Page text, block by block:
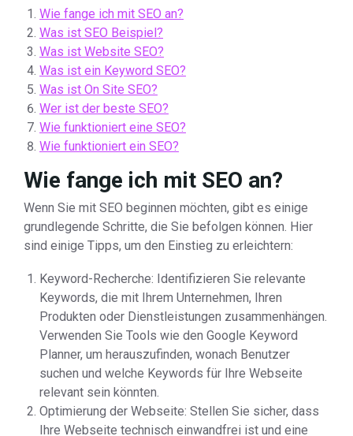
Wie fange ich mit SEO an?
Was ist SEO Beispiel?
Was ist Website SEO?
Was ist ein Keyword SEO?
Was ist On Site SEO?
Wer ist der beste SEO?
Wie funktioniert eine SEO?
Wie funktioniert ein SEO?
Wie fange ich mit SEO an?
Wenn Sie mit SEO beginnen möchten, gibt es einige
grundlegende Schritte, die Sie befolgen können. Hier
sind einige Tipps, um den Einstieg zu erleichtern:
Keyword-Recherche: Identifizieren Sie relevante
Keywords, die mit Ihrem Unternehmen, Ihren
Produkten oder Dienstleistungen zusammenhängen.
Verwenden Sie Tools wie den Google Keyword
Planner, um herauszufinden, wonach Benutzer
suchen und welche Keywords für Ihre Webseite
relevant sein könnten.
Optimierung der Webseite: Stellen Sie sicher, dass
Ihre Webseite technisch einwandfrei ist und eine